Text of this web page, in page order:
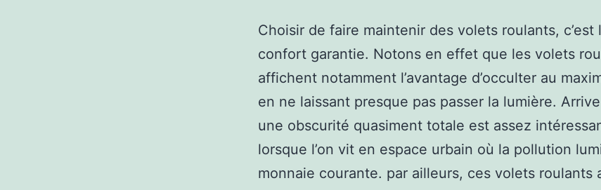
Choisir de faire maintenir des volets roulants, c’est
confort garantie. Notons en effet que les volets
affichent notamment l’avantage d’occulter au
en ne laissant presque pas passer la lumière.
une obscurité quasiment totale est assez
lorsque l’on vit en espace urbain où la pollution
monnaie courante. par ailleurs, ces volets roulants